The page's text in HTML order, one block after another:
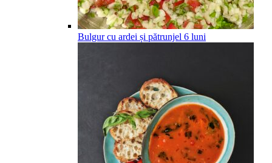
Bulgur cu ardei și pătrunjel 6 luni